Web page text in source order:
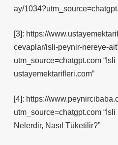
ay/
[3]: https://
cevaplar/isli-peynir-nereye-
utm_source=chatgpt.com
ustayemektarifleri.com”
[4]: https://
utm_source=chatgpt.com
Nelerdir, Nasıl Tüketilir?”